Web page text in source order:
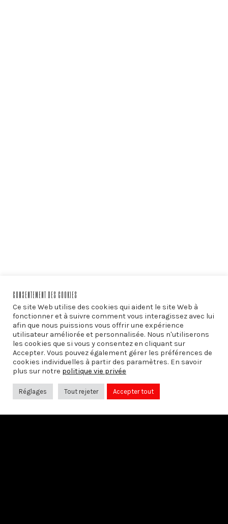
CONSENTEMENT DES COOKIES
Ce site Web utilise des cookies qui aident le site Web à
fonctionner et à suivre comment vous interagissez avec lui
afin que nous puissions vous offrir une expérience
utilisateur améliorée et personnalisée. Nous n'utiliserons
les cookies que si vous y consentez en cliquant sur
Accepter. Vous pouvez également gérer les préférences de
cookies individuelles à partir des paramètres. En savoir
plus sur notre politique vie privée
Réglages Tout rejeter Accepter tout